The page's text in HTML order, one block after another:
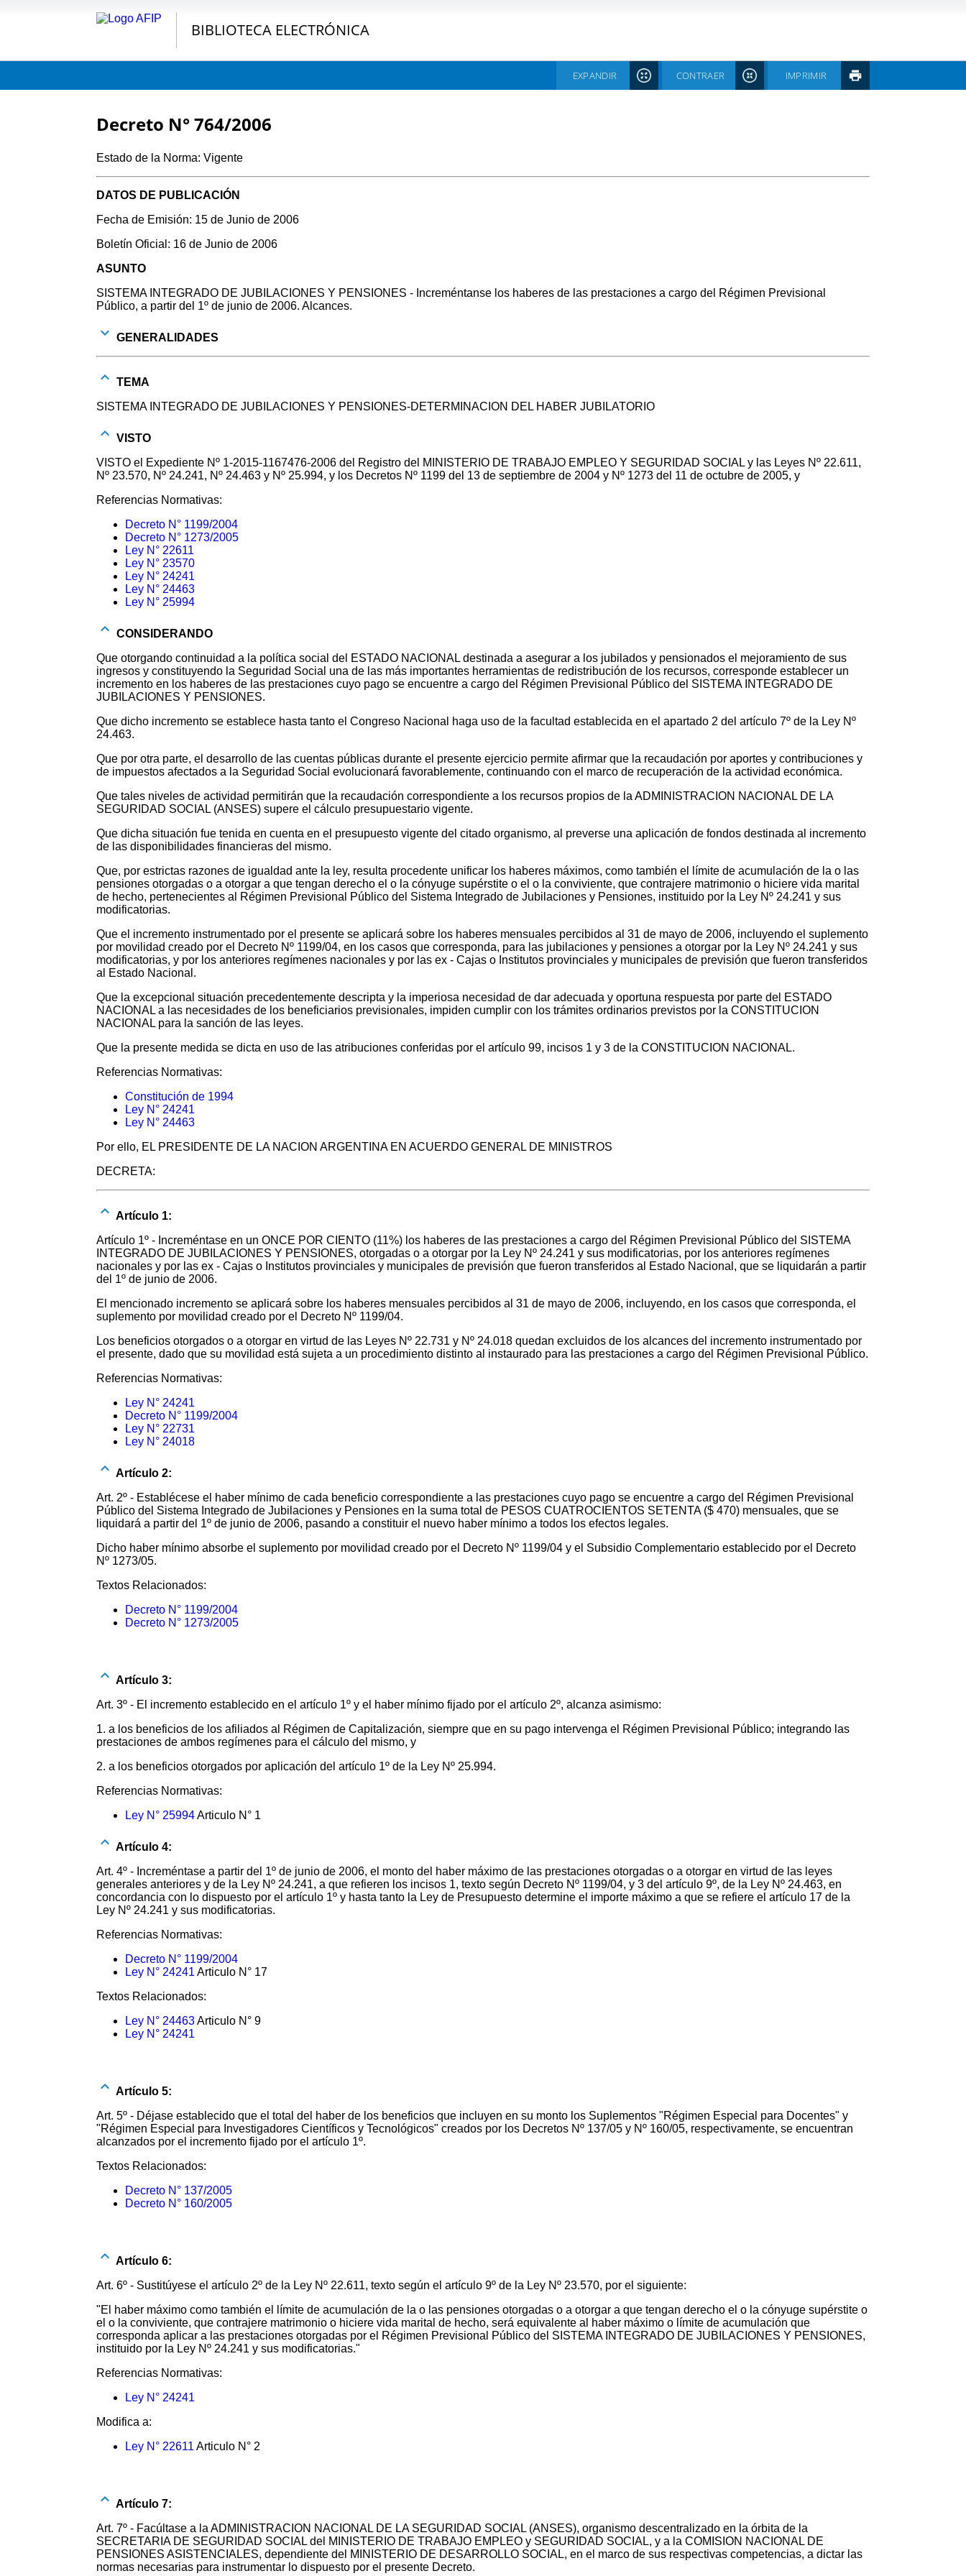
BIBLIOTECA ELECTRÓNICA
IMPRIMIR
CONTRAER
EXPANDIR
Decreto N° 764/2006
Estado de la Norma: Vigente
DATOS DE PUBLICACIÓN
Fecha de Emisión: 15 de Junio de 2006
Boletín Oficial: 16 de Junio de 2006
ASUNTO
SISTEMA INTEGRADO DE JUBILACIONES Y PENSIONES - Increméntanse los haberes de las prestaciones a cargo del Régimen Previsional
Público, a partir del 1º de junio de 2006. Alcances.
GENERALIDADES
TEMA
SISTEMA INTEGRADO DE JUBILACIONES Y PENSIONES-DETERMINACION DEL HABER JUBILATORIO
VISTO
VISTO el Expediente Nº 1-2015-1167476-2006 del Registro del MINISTERIO DE TRABAJO EMPLEO Y SEGURIDAD SOCIAL y las Leyes Nº 22.611,
Nº 23.570, Nº 24.241, Nº 24.463 y Nº 25.994, y los Decretos Nº 1199 del 13 de septiembre de 2004 y Nº 1273 del 11 de octubre de 2005, y
Referencias Normativas:
Decreto N° 1199/2004
Decreto N° 1273/2005
Ley N° 22611
Ley N° 23570
Ley N° 24241
Ley N° 24463
Ley N° 25994
CONSIDERANDO
Que otorgando continuidad a la política social del ESTADO NACIONAL destinada a asegurar a los jubilados y pensionados el mejoramiento de sus
ingresos y constituyendo la Seguridad Social una de las más importantes herramientas de redistribución de los recursos, corresponde establecer un
incremento en los haberes de las prestaciones cuyo pago se encuentre a cargo del Régimen Previsional Público del SISTEMA INTEGRADO DE
JUBILACIONES Y PENSIONES.
Que dicho incremento se establece hasta tanto el Congreso Nacional haga uso de la facultad establecida en el apartado 2 del artículo 7º de la Ley Nº
24.463.
Que por otra parte, el desarrollo de las cuentas públicas durante el presente ejercicio permite afirmar que la recaudación por aportes y contribuciones y
de impuestos afectados a la Seguridad Social evolucionará favorablemente, continuando con el marco de recuperación de la actividad económica.
Que tales niveles de actividad permitirán que la recaudación correspondiente a los recursos propios de la ADMINISTRACION NACIONAL DE LA
SEGURIDAD SOCIAL (ANSES) supere el cálculo presupuestario vigente.
Que dicha situación fue tenida en cuenta en el presupuesto vigente del citado organismo, al preverse una aplicación de fondos destinada al incremento
de las disponibilidades financieras del mismo.
Que, por estrictas razones de igualdad ante la ley, resulta procedente unificar los haberes máximos, como también el límite de acumulación de la o las
pensiones otorgadas o a otorgar a que tengan derecho el o la cónyuge supérstite o el o la conviviente, que contrajere matrimonio o hiciere vida marital
de hecho, pertenecientes al Régimen Previsional Público del Sistema Integrado de Jubilaciones y Pensiones, instituido por la Ley Nº 24.241 y sus
modificatorias.
Que el incremento instrumentado por el presente se aplicará sobre los haberes mensuales percibidos al 31 de mayo de 2006, incluyendo el suplemento
por movilidad creado por el Decreto Nº 1199/04, en los casos que corresponda, para las jubilaciones y pensiones a otorgar por la Ley Nº 24.241 y sus
modificatorias, y por los anteriores regímenes nacionales y por las ex - Cajas o Institutos provinciales y municipales de previsión que fueron transferidos
al Estado Nacional.
Que la excepcional situación precedentemente descripta y la imperiosa necesidad de dar adecuada y oportuna respuesta por parte del ESTADO
NACIONAL a las necesidades de los beneficiarios previsionales, impiden cumplir con los trámites ordinarios previstos por la CONSTITUCION
NACIONAL para la sanción de las leyes.
Que la presente medida se dicta en uso de las atribuciones conferidas por el artículo 99, incisos 1 y 3 de la CONSTITUCION NACIONAL.
Referencias Normativas:
Constitución de 1994
Ley N° 24241
Ley N° 24463
Por ello, EL PRESIDENTE DE LA NACION ARGENTINA EN ACUERDO GENERAL DE MINISTROS
DECRETA:
Artículo 1:
Artículo 1º - Increméntase en un ONCE POR CIENTO (11%) los haberes de las prestaciones a cargo del Régimen Previsional Público del SISTEMA
INTEGRADO DE JUBILACIONES Y PENSIONES, otorgadas o a otorgar por la Ley Nº 24.241 y sus modificatorias, por los anteriores regímenes
nacionales y por las ex - Cajas o Institutos provinciales y municipales de previsión que fueron transferidos al Estado Nacional, que se liquidarán a partir
del 1º de junio de 2006.
El mencionado incremento se aplicará sobre los haberes mensuales percibidos al 31 de mayo de 2006, incluyendo, en los casos que corresponda, el
suplemento por movilidad creado por el Decreto Nº 1199/04.
Los beneficios otorgados o a otorgar en virtud de las Leyes Nº 22.731 y Nº 24.018 quedan excluidos de los alcances del incremento instrumentado por
el presente, dado que su movilidad está sujeta a un procedimiento distinto al instaurado para las prestaciones a cargo del Régimen Previsional Público.
Referencias Normativas:
Ley N° 24241
Decreto N° 1199/2004
Ley N° 22731
Ley N° 24018
Artículo 2:
Art. 2º - Establécese el haber mínimo de cada beneficio correspondiente a las prestaciones cuyo pago se encuentre a cargo del Régimen Previsional
Público del Sistema Integrado de Jubilaciones y Pensiones en la suma total de PESOS CUATROCIENTOS SETENTA ($ 470) mensuales, que se
liquidará a partir del 1º de junio de 2006, pasando a constituir el nuevo haber mínimo a todos los efectos legales.
Dicho haber mínimo absorbe el suplemento por movilidad creado por el Decreto Nº 1199/04 y el Subsidio Complementario establecido por el Decreto
Nº 1273/05.
Textos Relacionados:
Decreto N° 1199/2004
Decreto N° 1273/2005
Artículo 3:
Art. 3º - El incremento establecido en el artículo 1º y el haber mínimo fijado por el artículo 2º, alcanza asimismo:
1. a los beneficios de los afiliados al Régimen de Capitalización, siempre que en su pago intervenga el Régimen Previsional Público; integrando las
prestaciones de ambos regímenes para el cálculo del mismo, y
2. a los beneficios otorgados por aplicación del artículo 1º de la Ley Nº 25.994.
Referencias Normativas:
Ley N° 25994Articulo N° 1
Artículo 4:
Art. 4º - Increméntase a partir del 1º de junio de 2006, el monto del haber máximo de las prestaciones otorgadas o a otorgar en virtud de las leyes
generales anteriores y de la Ley Nº 24.241, a que refieren los incisos 1, texto según Decreto Nº 1199/04, y 3 del artículo 9º, de la Ley Nº 24.463, en
concordancia con lo dispuesto por el artículo 1º y hasta tanto la Ley de Presupuesto determine el importe máximo a que se refiere el artículo 17 de la
Ley Nº 24.241 y sus modificatorias.
Referencias Normativas:
Decreto N° 1199/2004
Ley N° 24241 Articulo N° 17
Textos Relacionados:
Ley N° 24463Articulo N° 9
Ley N° 24241
Artículo 5:
Art. 5º - Déjase establecido que el total del haber de los beneficios que incluyen en su monto los Suplementos "Régimen Especial para Docentes" y
"Régimen Especial para Investigadores Científicos y Tecnológicos" creados por los Decretos Nº 137/05 y Nº 160/05, respectivamente, se encuentran
alcanzados por el incremento fijado por el artículo 1º.
Textos Relacionados:
Decreto N° 137/2005
Decreto N° 160/2005
Artículo 6:
Art. 6º - Sustitúyese el artículo 2º de la Ley Nº 22.611, texto según el artículo 9º de la Ley Nº 23.570, por el siguiente:
"El haber máximo como también el límite de acumulación de la o las pensiones otorgadas o a otorgar a que tengan derecho el o la cónyuge supérstite o
el o la conviviente, que contrajere matrimonio o hiciere vida marital de hecho, será equivalente al haber máximo o límite de acumulación que
corresponda aplicar a las prestaciones otorgadas por el Régimen Previsional Público del SISTEMA INTEGRADO DE JUBILACIONES Y PENSIONES,
instituido por la Ley Nº 24.241 y sus modificatorias."
Referencias Normativas:
Ley N° 24241
Modifica a:
Ley N° 22611 Articulo N° 2
Artículo 7:
Art. 7º - Facúltase a la ADMINISTRACION NACIONAL DE LA SEGURIDAD SOCIAL (ANSES), organismo descentralizado en la órbita de la
SECRETARIA DE SEGURIDAD SOCIAL del MINISTERIO DE TRABAJO EMPLEO y SEGURIDAD SOCIAL, y a la COMISION NACIONAL DE
PENSIONES ASISTENCIALES, dependiente del MINISTERIO DE DESARROLLO SOCIAL, en el marco de sus respectivas competencias, a dictar las
normas necesarias para instrumentar lo dispuesto por el presente Decreto.